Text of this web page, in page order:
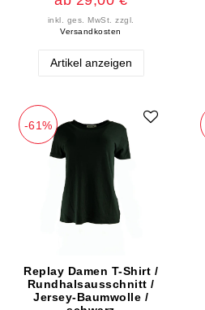
inkl. ges. MwSt.
zzgl.
Versandkosten
Artikel anzeigen
-61%
Replay Damen T-Shirt /
Rundhalsausschnitt /
Jersey-Baumwolle /